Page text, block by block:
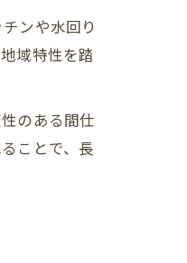
ンや水回り
域特性を踏
のある間仕
ことで、長